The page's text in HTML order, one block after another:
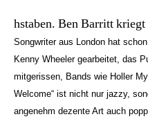
hstaben. Ben Barritt kriegt
Songwriter aus London hat
Kenny Wheeler gearbeitet, das
mitgerissen, Bands wie Holler
Welcome“ ist nicht nur jazzy,
angenehm dezente Art auch